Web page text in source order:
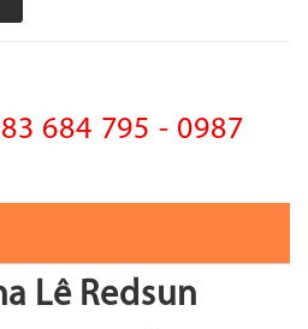
684 795 - 0987
Lê Redsun